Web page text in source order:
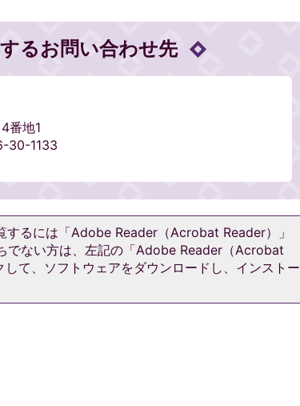
るお問い合わせ先
番地1
30-1133
するには「Adobe Reader（Acrobat Reader）」
でない方は、左記の「Adobe Reader（Acrobat
て、ソフトウェアをダウンロードし、インストー